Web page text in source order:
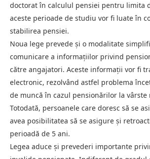
doctorat în calculul pensiei pentru limita
aceste perioade de studiu vor fi luate în
stabilirea pensiei.
Noua lege prevede și o modalitate
comunicare a informațiilor privind
către angajatori. Aceste informații vor fi
electronic, rezolvând astfel problema
de muncă în cazul pensionărilor la vârste
Totodată, persoanele care doresc să se
avea posibilitatea să se asigure și
perioadă de 5 ani.
Legea aduce și prevederi importante